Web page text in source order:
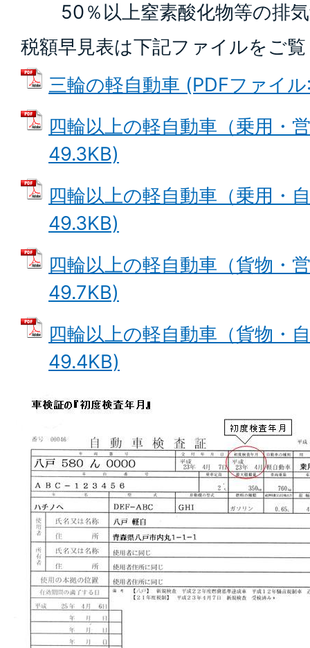
50％以上窒素酸化物等の排
税額早見表は下記ファイルをご
三輪の軽自動車 (PDFファイル
四輪以上の軽自動車（乗用・
49.3KB)
四輪以上の軽自動車（乗用・
49.3KB)
四輪以上の軽自動車（貨物・
49.7KB)
四輪以上の軽自動車（貨物・
49.4KB)